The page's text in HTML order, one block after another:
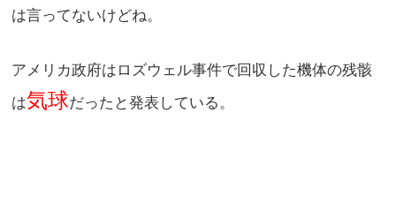
は言ってないけどね。
アメリカ政府はロズウェル事件で回収した機体の残骸
は気球だったと発表している。